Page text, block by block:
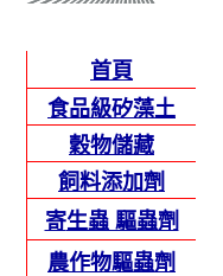
首頁
食品級矽藻土
穀物儲藏
飼料添加劑
寄生蟲 驅蟲劑
農作物驅蟲劑